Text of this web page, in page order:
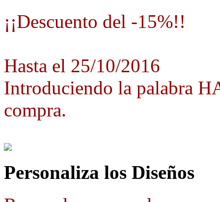
¡¡Descuento del -15%!!
Hasta el 25/10/2016
Introduciendo la palabra
compra.
Personaliza los Diseños